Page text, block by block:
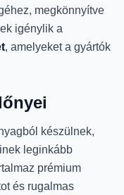
megkönnyítve
igénylik a
, amelyeket a gyártók
készülnek,
leginkább
prémium
és rugalmas